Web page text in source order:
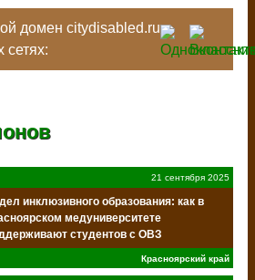
домен citydisabled.ru
21 сентября 2025
инклюзивного образования: как в
медуниверситете
студентов с ОВЗ
Красноярский край